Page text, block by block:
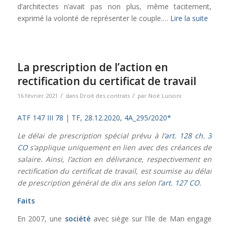
d’architectes n’avait pas non plus, même tacitement,
exprimé la volonté de représenter le couple.… Lire la suite
La prescription de l’action en
rectification du certificat de travail
16 février 2021 / dans Droit des contrats / par Noé Luisoni
ATF 147 III 78 | TF, 28.12.2020, 4A_295/2020*
Le délai de prescription spécial prévu à l’art. 128 ch. 3
COs’applique uniquement en lien avec des créances de
salaire. Ainsi, l’action en délivrance, respectivement en
rectification du certificat de travail, est soumise au délai
de prescription général de dix ans selon l’art. 127 CO.
Faits
En 2007, une sociétéavec siège sur l’Ile de Man engage